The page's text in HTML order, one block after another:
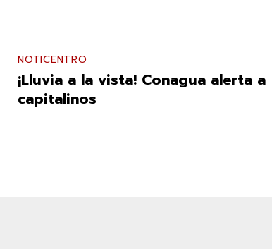
NOTICENTRO
¡Lluvia a la vista! Conagua alerta a
capitalinos